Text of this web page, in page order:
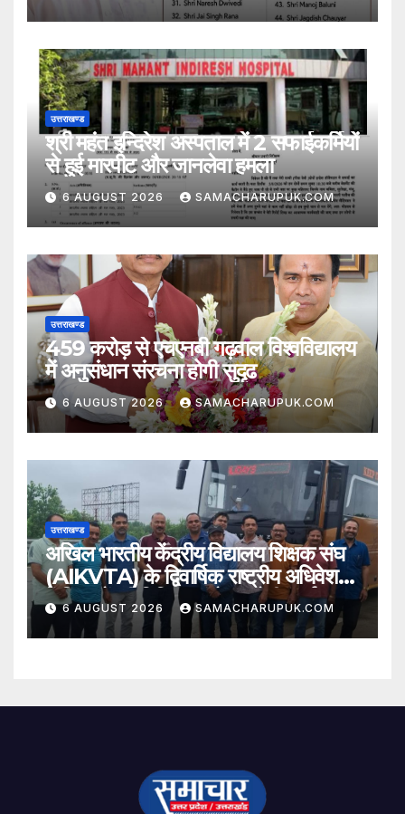
उत्तराखण्ड
श्री महंत इन्दिरेश अस्पताल में 2 सफाईकर्मियों
से हुई मारपीट और जानलेवा हमला
6 AUGUST 2026 SAMACHARUPUK.COM
उत्तराखण्ड
459 करोड़ से एचएनबी गढ़वाल विश्वविद्यालय
में अनुसंधान संरचना होगी सुदृढ
6 AUGUST 2026 SAMACHARUPUK.COM
उत्तराखण्ड
अखिल भारतीय केंद्रीय विद्यालय शिक्षक संघ
(AIKVTA) के द्विवार्षिक राष्ट्रीय अधिवेशन
में शिक्षकों की विभिन्न मांगो पर होगी चर्चा
6 AUGUST 2026 SAMACHARUPUK.COM